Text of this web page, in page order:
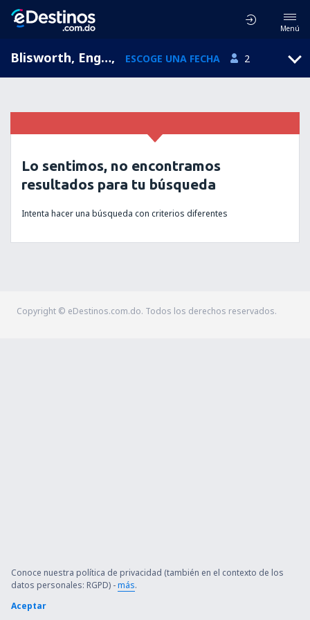
Menú
Blisworth, England, Reino Unido, ESCOGE UNA FECHA 2
Lo sentimos, no encontramos
resultados para tu búsqueda
Intenta hacer una búsqueda con criterios diferentes
Copyright © eDestinos.com.do. Todos los derechos reservados.
Conoce nuestra política de privacidad (también en el contexto de los
datos personales: RGPD) -más.
Aceptar